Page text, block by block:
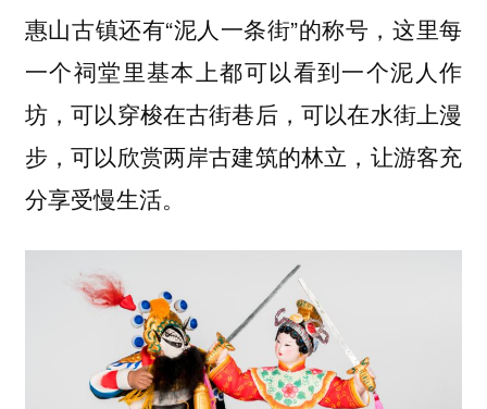
惠山古镇还有“泥人一条街”的称号，这里每
一个祠堂里基本上都可以看到一个泥人作
坊，可以穿梭在古街巷后，可以在水街上漫
步，可以欣赏两岸古建筑的林立，让游客充
分享受慢生活。